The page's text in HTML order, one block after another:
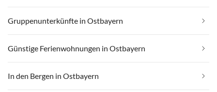
Gruppenunterkünfte in Ostbayern
Günstige Ferienwohnungen in Ostbayern
In den Bergen in Ostbayern